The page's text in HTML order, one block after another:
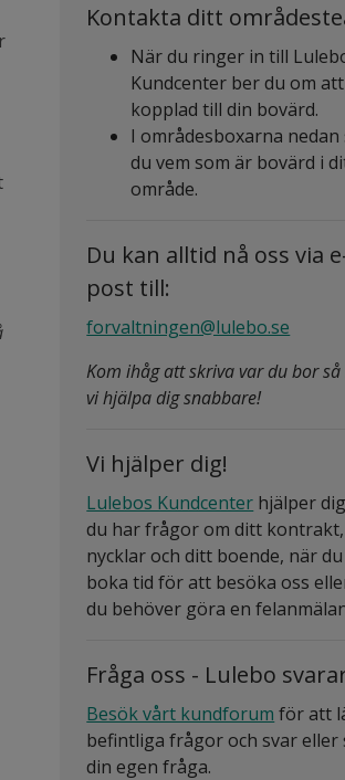
Kontakta ditt
När du ringer in till
Kundcenter ber du om
kopplad till din bovärd.
I områdesboxarna nedan
du vem som är bovärd i
område.
Du kan alltid nå oss via
post till:
forvaltningen@lulebo.se
Kom ihåg att skriva var du bor
vi hjälpa dig snabbare!
Vi hjälper dig!
Lulebos Kundcenter hjälper
du har frågor om ditt
nycklar och ditt boende, när
boka tid för att besöka oss
du behöver göra en
Fråga oss - Lulebo
Besök vårt kundforum för att
befintliga frågor och svar eller
din egen fråga.